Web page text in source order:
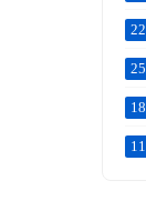
22
25
18
11